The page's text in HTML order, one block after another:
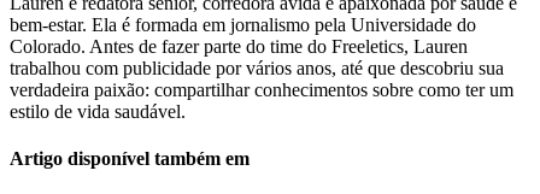
bem-estar. Ela é formada em jornalismo pela Universidade do
Colorado. Antes de fazer parte do time do Freeletics, Lauren
trabalhou com publicidade por vários anos, até que descobriu sua
verdadeira paixão: compartilhar conhecimentos sobre como ter um
estilo de vida saudável.
Artigo disponível também em